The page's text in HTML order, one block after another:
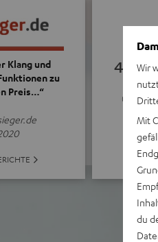
Klang und
zu
Preis…“
4.47
(4.47 von
Wir
Mit
du